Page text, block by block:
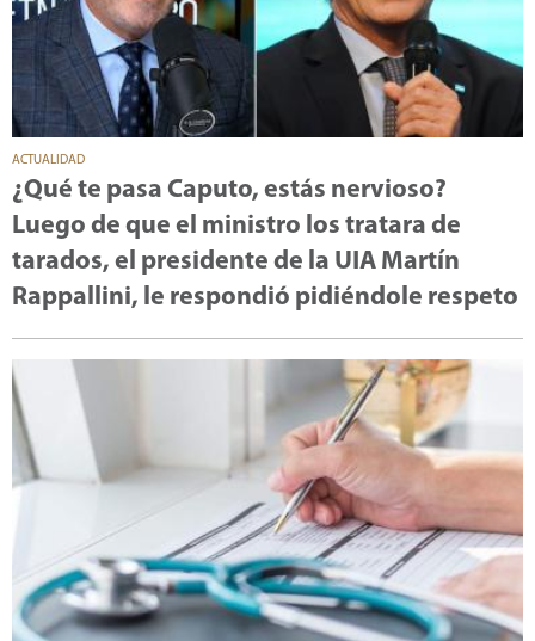
ACTUALIDAD
¿Qué te pasa Caputo, estás nervioso?
Luego de que el ministro los tratara de
tarados, el presidente de la UIA Martín
Rappallini, le respondió pidiéndole respeto